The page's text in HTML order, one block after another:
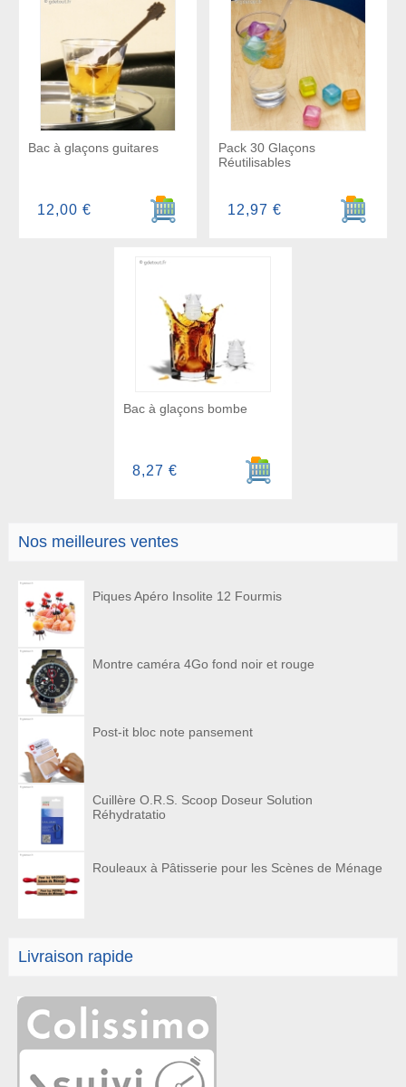
Nos meilleures ventes
Piques Apéro Insolite 12 Fourmis
Montre caméra 4Go fond noir et rouge
Post-it bloc note pansement
Cuillère O.R.S. Scoop Doseur Solution
Réhydratatio
Rouleaux à Pâtisserie pour les Scènes de Ménage
Livraison rapide
Bac à glaçons guitares
Ajouter au panier
12,00 €
Pack 30 Glaçons
Réutilisables
Ajouter
12,97 €
Bac à glaçons bombe
Ajouter au panier
8,27 €